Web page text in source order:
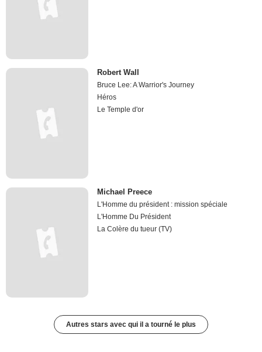
Robert Wall
Bruce Lee: A Warrior's Journey
Héros
Le Temple d'or
Michael Preece
L'Homme du président : mission spéciale
L'Homme Du Président
La Colère du tueur (TV)
Autres stars avec qui il a tourné le plus